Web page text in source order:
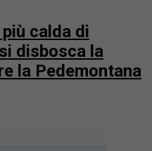
calda di
disbosca la
la Pedemontana